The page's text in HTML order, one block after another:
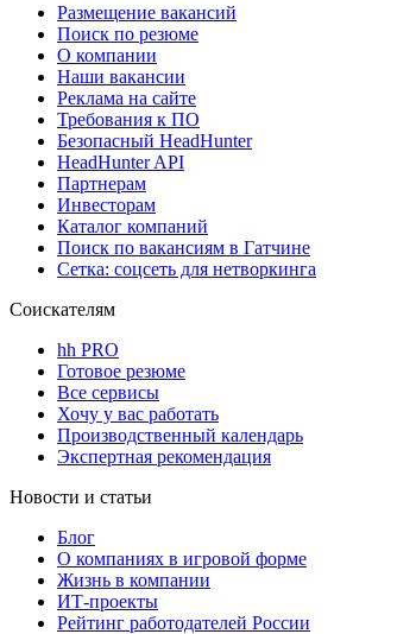
Размещение вакансий
Поиск по резюме
О компании
Наши вакансии
Реклама на сайте
Требования к ПО
Безопасный HeadHunter
HeadHunter API
Партнерам
Инвесторам
Каталог компаний
Поиск по вакансиям в Гатчине
Сетка: соцсеть для нетворкинга
Соискателям
hh PRO
Готовое резюме
Все сервисы
Хочу у вас работать
Производственный календарь
Экспертная рекомендация
Новости и статьи
Блог
О компаниях в игровой форме
Жизнь в компании
ИТ-проекты
Рейтинг работодателей России